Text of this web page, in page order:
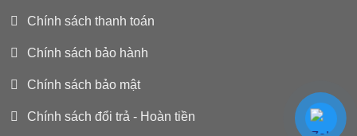
Chính sách thanh toán
Chính sách bảo hành
Chính sách bảo mật
Chính sách đổi trả - Hoàn tiền